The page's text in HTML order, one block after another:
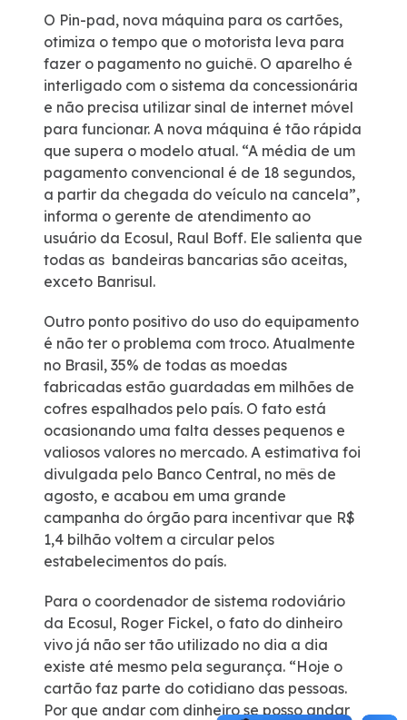
Dúvidas
Fornecedores
Trabalhe Conosco
Ouvidoria
WhatsApp
O Pin-pad, nova máquina para os cartões,
otimiza o tempo que o motorista leva para
fazer o pagamento no guichê. O aparelho é
interligado com o sistema da concessionária
e não precisa utilizar sinal de internet móvel
para funcionar. A nova máquina é tão rápida
que supera o modelo atual. “A média de um
pagamento convencional é de 18 segundos,
a partir da chegada do veículo na cancela”,
informa o gerente de atendimento ao
usuário da Ecosul, Raul Boff. Ele salienta que
todas as bandeiras bancarias são aceitas,
exceto Banrisul.
Outro ponto positivo do uso do equipamento
é não ter o problema com troco. Atualmente
no Brasil, 35% de todas as moedas
fabricadas estão guardadas em milhões de
cofres espalhados pelo país. O fato está
ocasionando uma falta desses pequenos e
valiosos valores no mercado. A estimativa foi
divulgada pelo Banco Central, no mês de
agosto, e acabou em uma grande
campanha do órgão para incentivar que R$
1,4 bilhão voltem a circular pelos
estabelecimentos do país.
Para o coordenador de sistema rodoviário
da Ecosul, Roger Fickel, o fato do dinheiro
vivo já não ser tão utilizado no dia a dia
existe até mesmo pela segurança. “Hoje o
cartão faz parte do cotidiano das pessoas.
Por que andar com dinheiro se posso andar